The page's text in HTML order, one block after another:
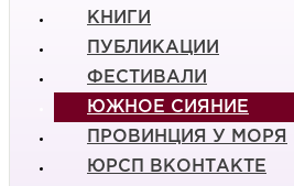
КНИГИ
ПУБЛИКАЦИИ
ФЕСТИВАЛИ
ЮЖНОЕ СИЯНИЕ
ПРОВИНЦИЯ У МОРЯ
ЮРСП ВКОНТАКТЕ